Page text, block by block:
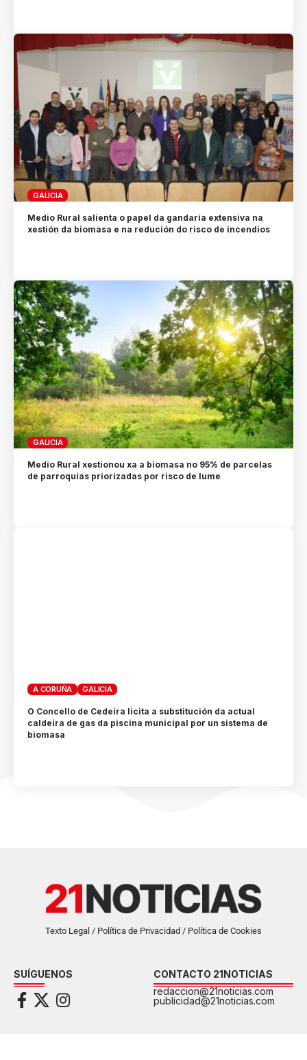
GALICIA
Medio Rural salienta o papel da gandaría extensiva na
xestión da biomasa e na redución do risco de incendios
GALICIA
Medio Rural xestionou xa a biomasa no 95% de parcelas
de parroquias priorizadas por risco de lume
A CORUÑA GALICIA
O Concello de Cedeira licita a substitución da actual
caldeira de gas da piscina municipal por un sistema de
biomasa
Texto Legal / Política de Privacidad / Política de Cookies
SUÍGUENOS
CONTACTO 21NOTICIAS
redaccion@21noticias.com
publicidad@21noticias.com